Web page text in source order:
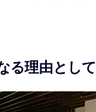
る理由として